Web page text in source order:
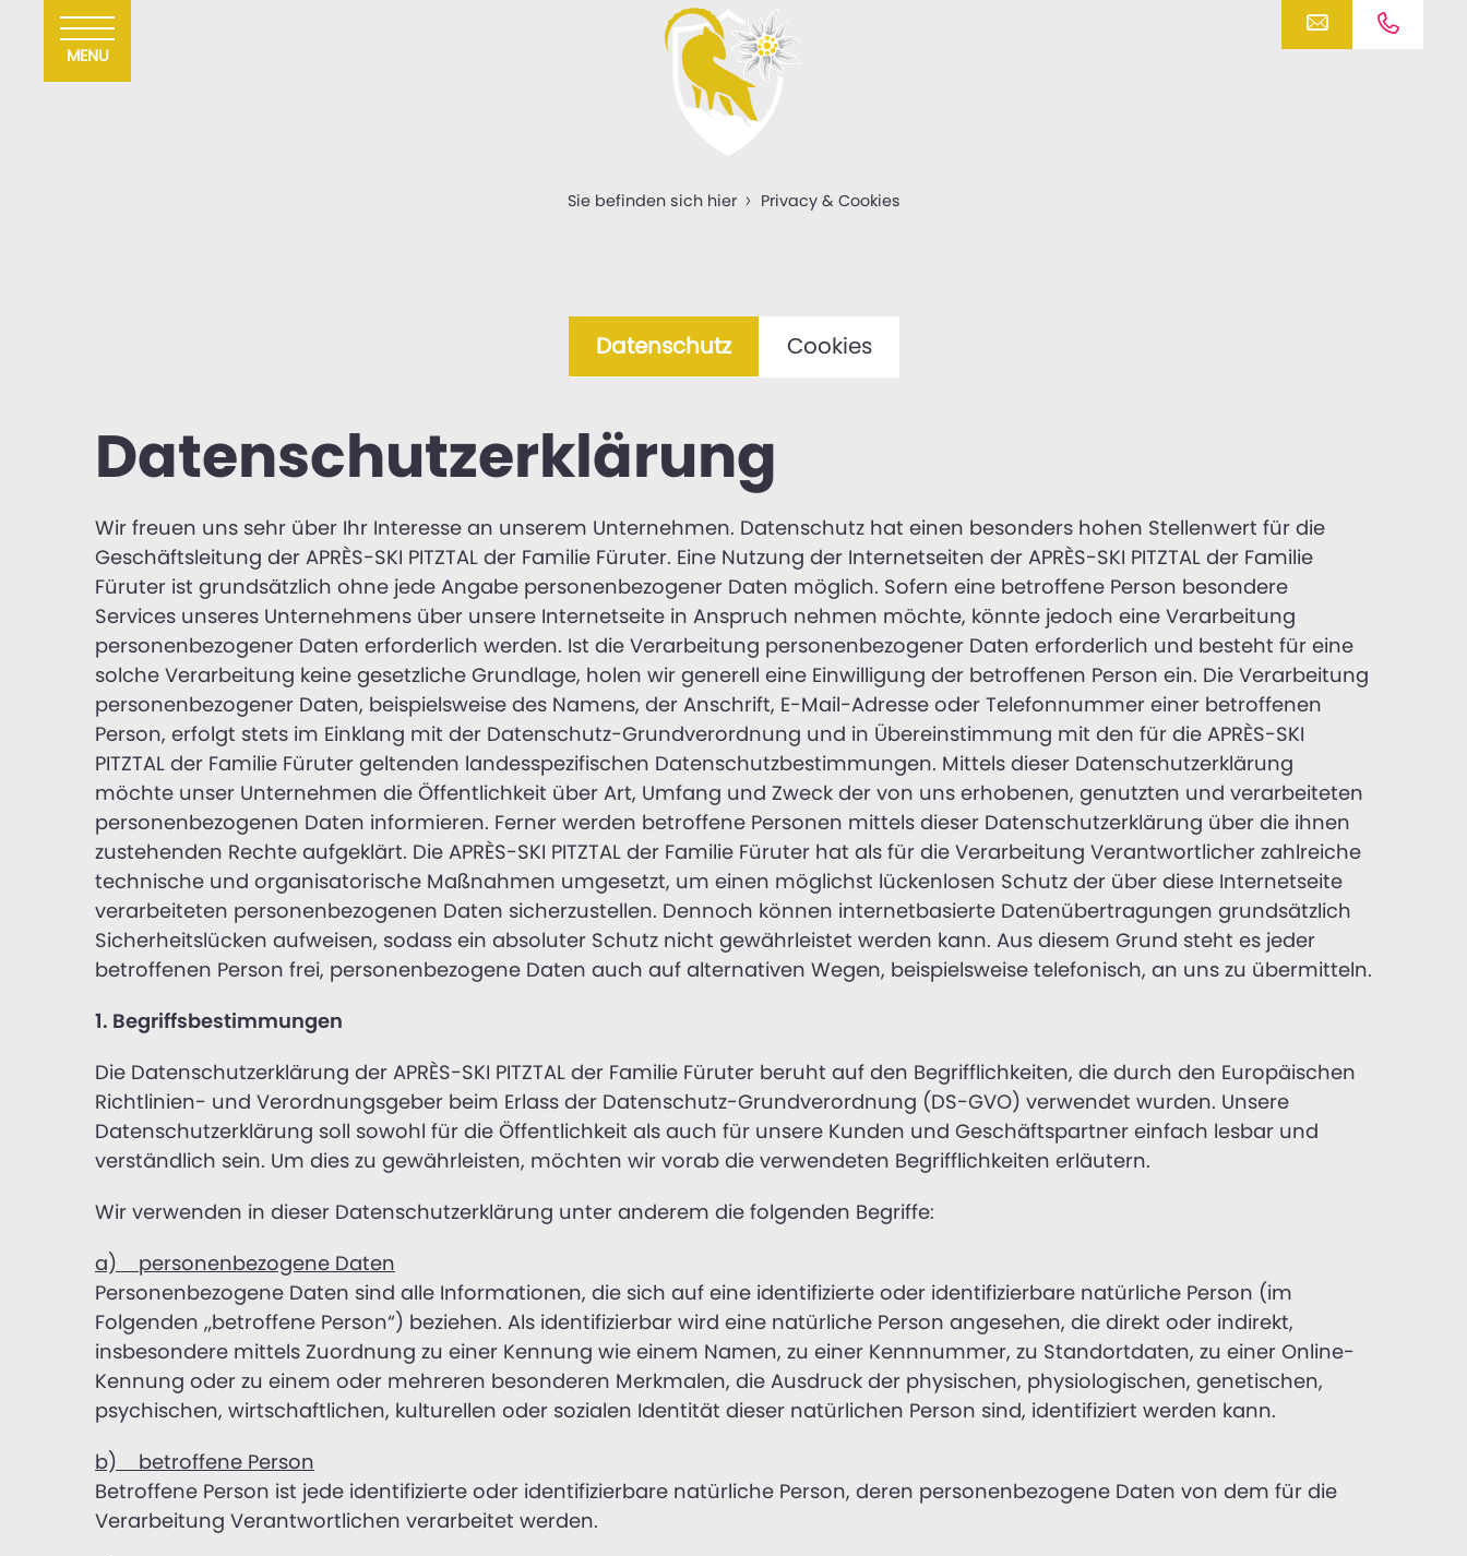
MENU
Sie befinden sich hier Privacy & Cookies
Datenschutz Cookies
Datenschutzerklärung
Wir freuen uns sehr über Ihr Interesse an unserem Unternehmen. Datenschutz hat einen besonders hohen Stellenwert für die
Geschäftsleitung der APRÈS-SKI PITZTAL der Familie Füruter. Eine Nutzung der Internetseiten der APRÈS-SKI PITZTAL der Familie
Füruter ist grundsätzlich ohne jede Angabe personenbezogener Daten möglich. Sofern eine betroffene Person besondere
Services unseres Unternehmens über unsere Internetseite in Anspruch nehmen möchte, könnte jedoch eine Verarbeitung
personenbezogener Daten erforderlich werden. Ist die Verarbeitung personenbezogener Daten erforderlich und besteht für eine
solche Verarbeitung keine gesetzliche Grundlage, holen wir generell eine Einwilligung der betroffenen Person ein. Die Verarbeitung
personenbezogener Daten, beispielsweise des Namens, der Anschrift, E-Mail-Adresse oder Telefonnummer einer betroffenen
Person, erfolgt stets im Einklang mit der Datenschutz-Grundverordnung und in Übereinstimmung mit den für die APRÈS-SKI
PITZTAL der Familie Füruter geltenden landesspezifischen Datenschutzbestimmungen. Mittels dieser Datenschutzerklärung
möchte unser Unternehmen die Öffentlichkeit über Art, Umfang und Zweck der von uns erhobenen, genutzten und verarbeiteten
personenbezogenen Daten informieren. Ferner werden betroffene Personen mittels dieser Datenschutzerklärung über die ihnen
zustehenden Rechte aufgeklärt. Die APRÈS-SKI PITZTAL der Familie Füruter hat als für die Verarbeitung Verantwortlicher zahlreiche
technische und organisatorische Maßnahmen umgesetzt, um einen möglichst lückenlosen Schutz der über diese Internetseite
verarbeiteten personenbezogenen Daten sicherzustellen. Dennoch können internetbasierte Datenübertragungen grundsätzlich
Sicherheitslücken aufweisen, sodass ein absoluter Schutz nicht gewährleistet werden kann. Aus diesem Grund steht es jeder
betroffenen Person frei, personenbezogene Daten auch auf alternativen Wegen, beispielsweise telefonisch, an uns zu übermitteln.
1. Begriffsbestimmungen
Die Datenschutzerklärung der APRÈS-SKI PITZTAL der Familie Füruter beruht auf den Begrifflichkeiten, die durch den Europäischen
Richtlinien- und Verordnungsgeber beim Erlass der Datenschutz-Grundverordnung (DS-GVO) verwendet wurden. Unsere
Datenschutzerklärung soll sowohl für die Öffentlichkeit als auch für unsere Kunden und Geschäftspartner einfach lesbar und
verständlich sein. Um dies zu gewährleisten, möchten wir vorab die verwendeten Begrifflichkeiten erläutern.
Wir verwenden in dieser Datenschutzerklärung unter anderem die folgenden Begriffe:
a) personenbezogene Daten
Personenbezogene Daten sind alle Informationen, die sich auf eine identifizierte oder identifizierbare natürliche Person (im
Folgenden „betroffene Person“) beziehen. Als identifizierbar wird eine natürliche Person angesehen, die direkt oder indirekt,
insbesondere mittels Zuordnung zu einer Kennung wie einem Namen, zu einer Kennnummer, zu Standortdaten, zu einer Online-
Kennung oder zu einem oder mehreren besonderen Merkmalen, die Ausdruck der physischen, physiologischen, genetischen,
psychischen, wirtschaftlichen, kulturellen oder sozialen Identität dieser natürlichen Person sind, identifiziert werden kann.
b) betroffene Person
Betroffene Person ist jede identifizierte oder identifizierbare natürliche Person, deren personenbezogene Daten von dem für die
Verarbeitung Verantwortlichen verarbeitet werden.